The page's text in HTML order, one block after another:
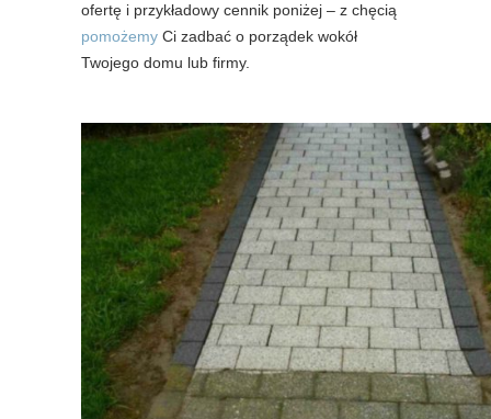
ofertę i przykładowy cennik poniżej – z chęcią
pomożemy Ci zadbać o porządek wokół
Twojego domu lub firmy.